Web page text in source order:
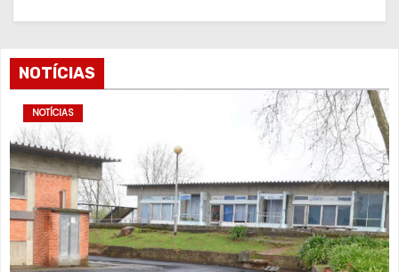
NOTÍCIAS
NOTÍCIAS